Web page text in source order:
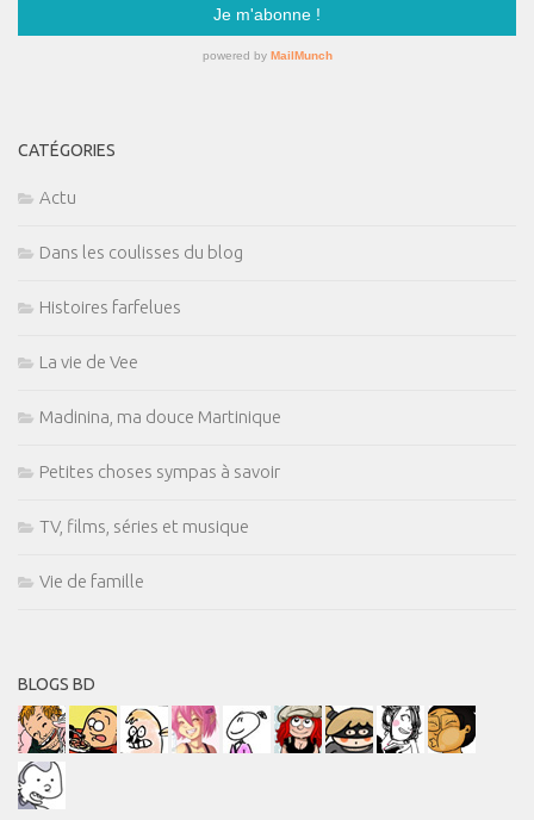
CATÉGORIES
Actu
Dans les coulisses du blog
Histoires farfelues
La vie de Vee
Madinina, ma douce Martinique
Petites choses sympas à savoir
TV, films, séries et musique
Vie de famille
BLOGS BD